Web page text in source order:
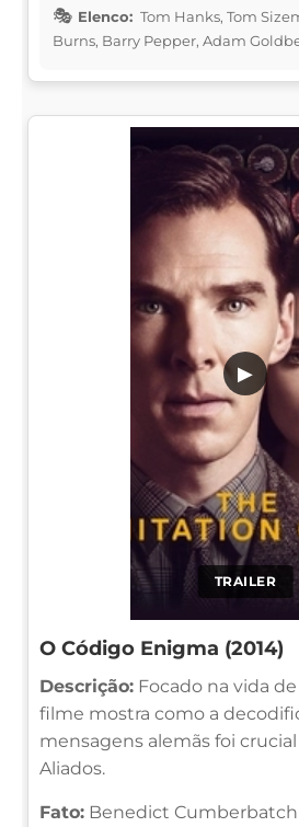
Elenco: Tom Hanks, Tom
Burns, Barry Pepper, Adam
TRAILER
▶
O Código Enigma (2014)
Descrição: Focado na vida
filme mostra como a
mensagens alemãs foi
Aliados.
Fato: Benedict